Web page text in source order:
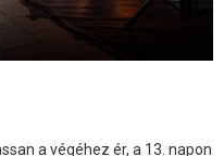
a végéhez ér, a 13. napon